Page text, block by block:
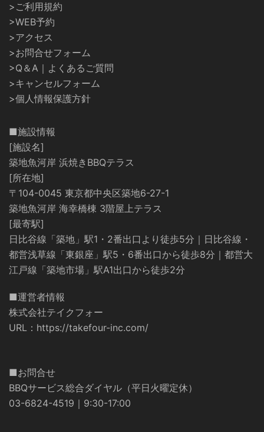
>ご利用規約
>WEB予約
>アクセス
>お問合せフォーム
>Q＆A｜よくあるご質問
>キャンセルフォーム
>個人情報保護方針
■施設情報
[施設名]
築地魚河岸 浜焼きBBQテラス
[所在地]
〒104-0045 東京都中央区築地6-27-1
築地魚河岸 海幸橋棟 3階屋上テラス
[最寄駅]
日比谷線「築地」駅1・2番出口より徒歩5分｜日比谷線・
都営浅草線「東銀座」駅5・6番出口から徒歩8分｜都営大
江戸線「築地市場」駅A1出口から徒歩2分
■運営者情報
株式会社テイクフォー
URL： https://takefour-inc.com/
■お問合せ
BBQサービス総合ダイヤル（平日火曜定休）
03-6824-4519｜9:30-17:00